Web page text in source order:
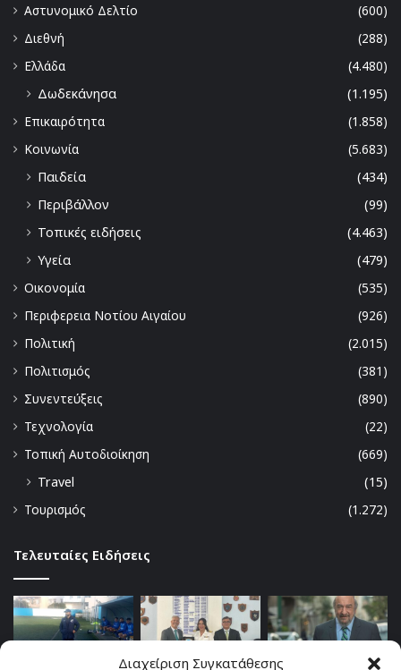
Διαχείριση Συγκατάθεσης
Αστυνομικό Δελτίο
(600)
Διεθνή
(288)
Ελλάδα
(4.480)
Δωδεκάνησα
(1.195)
Επικαιρότητα
(1.858)
Κοινωνία
(5.683)
Παιδεία
(434)
Περιβάλλον
(99)
Τοπικές ειδήσεις
(4.463)
Υγεία
(479)
Οικονομία
(535)
Περιφερεια Νοτίου Αιγαίου
(926)
Πολιτική
(2.015)
Πολιτισμός
(381)
Συνεντεύξεις
(890)
Τεχνολογία
(22)
Τοπική Αυτοδιοίκηση
(669)
Travel
(15)
Τουρισμός
(1.272)
Τελευταίες Ειδήσεις